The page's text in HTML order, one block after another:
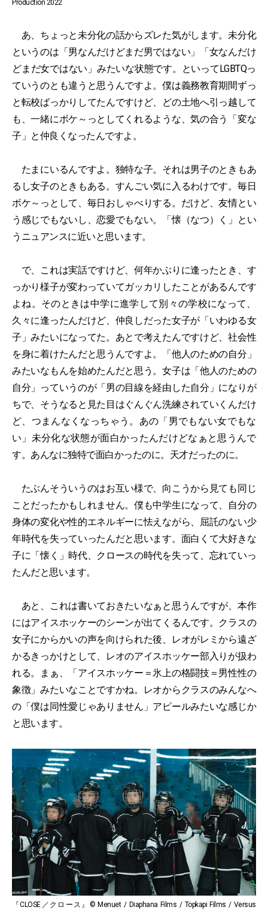
Production 2022
あ、ちょっと未分化の話からズレた気がします。未分化
というのは「男なんだけどまだ男ではない」「女なんだけ
どまだ女ではない」みたいな状態です。といってLGBTQっ
ていうのとも違うと思うんですよ。僕は義務教育期間ずっ
と転校ばっかりしてたんですけど、どの土地へ引っ越して
も、一緒にボケ～っとしてくれるような、気の合う「変な
子」と仲良くなったんですよ。
たまにいるんですよ。独特な子。それは男子のときもあ
るし女子のときもある。すんごい気に入るわけです。毎日
ボケ～っとして、毎日おしゃべりする。だけど、友情とい
う感じでもないし、恋愛でもない。「懐（なつ）く」とい
うニュアンスに近いと思います。
で、これは実話ですけど、何年かぶりに逢ったとき、す
っかり様子が変わっていてガッカリしたことがあるんです
よね。そのときは中学に進学して別々の学校になって、
久々に逢ったんだけど、仲良しだった女子が「いわゆる女
子」みたいになってた。あとで考えたんですけど、社会性
を身に着けたんだと思うんですよ。「他人のための自分」
みたいなもんを始めたんだと思う。女子は「他人のための
自分」っていうのが「男の目線を経由した自分」になりが
ちで、そうなると見た目はぐんぐん洗練されていくんだけ
ど、つまんなくなっちゃう。あの「男でもない女でもな
い」未分化な状態が面白かったんだけどなぁと思うんで
す。あんなに独特で面白かったのに。天才だったのに。
たぶんそういうのはお互い様で、向こうから見ても同じ
ことだったかもしれません。僕も中学生になって、自分の
身体の変化や性的エネルギーに怯えながら、屈託のない少
年時代を失っていったんだと思います。面白くて大好きな
子に「懐く」時代、クロースの時代を失って、忘れていっ
たんだと思います。
あと、これは書いておきたいなぁと思うんですが、本作
にはアイスホッケーのシーンが出てくるんです。クラスの
女子にからかいの声を向けられた後、レオがレミから遠ざ
かるきっかけとして、レオのアイスホッケー部入りが扱わ
れる。まぁ、「アイスホッケー＝氷上の格闘技＝男性性の
象徴」みたいなことですかね。レオからクラスのみんなへ
の「僕は同性愛じゃありません」アピールみたいな感じか
と思います。
『CLOSE／クロース』© Menuet / Diaphana Films / Topkapi Films / Versus